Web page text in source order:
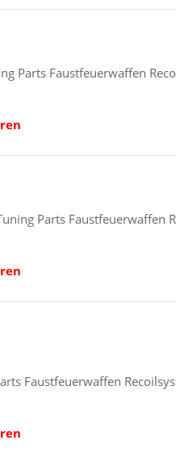
Parts Faustfeuerwaffen
Parts Faustfeuerwaffen
Faustfeuerwaffen